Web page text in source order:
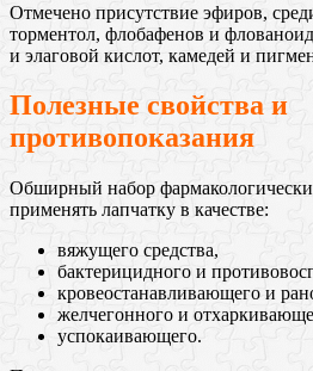
Отмечено присутствие эфиров,
торментол, флобафенов и
и элаговой кислот, камедей и
Полезные свойства и
противопоказания
Обширный набор
применять лапчатку в качестве:
вяжущего средства,
бактерицидного и
кровеостанавливающего и
желчегонного и
успокаивающего.